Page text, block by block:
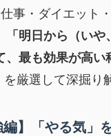
事・ダイエット
「明日から（いや
、最も効果が高い
を厳選して深掘り
】「やる気」